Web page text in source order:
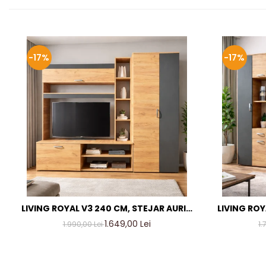
-17%
LIVING ROYAL V3 240 CM, STEJAR AURIU
& GRI ANTRACIT – MOBILIER LIVING
1.990,00 Lei1.649,00 Lei
-17%
LIVING
& GRI